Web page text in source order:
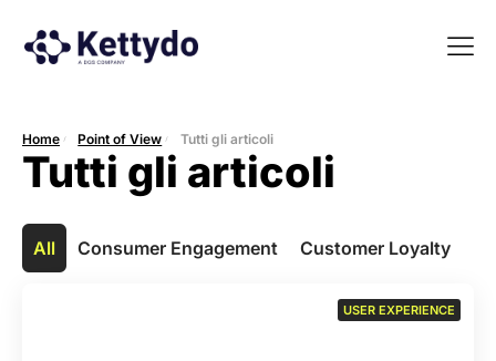
Home Point of View Tutti gli articoli
Tutti gli articoli
Consumer Engagement Customer Loyalty
All
USER EXPERIENCE